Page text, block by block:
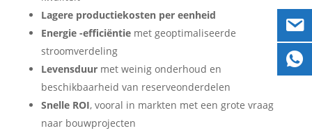
Lagere productiekosten per eenheid
Energie -efficiëntiemet geoptimaliseerde
stroomverdeling
Levensduurmet weinig onderhoud en
beschikbaarheid van reserveonderdelen
Snelle ROI, vooral in markten met een grote vraag
naar bouwprojecten